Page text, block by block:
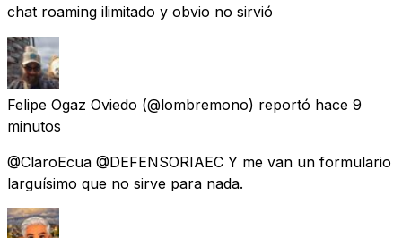
chat roaming ilimitado y obvio no sirvió
Felipe Ogaz Oviedo (@lombremono) reportó hace 9
minutos
@ClaroEcua @DEFENSORIAEC Y me van un formulario
larguísimo que no sirve para nada.